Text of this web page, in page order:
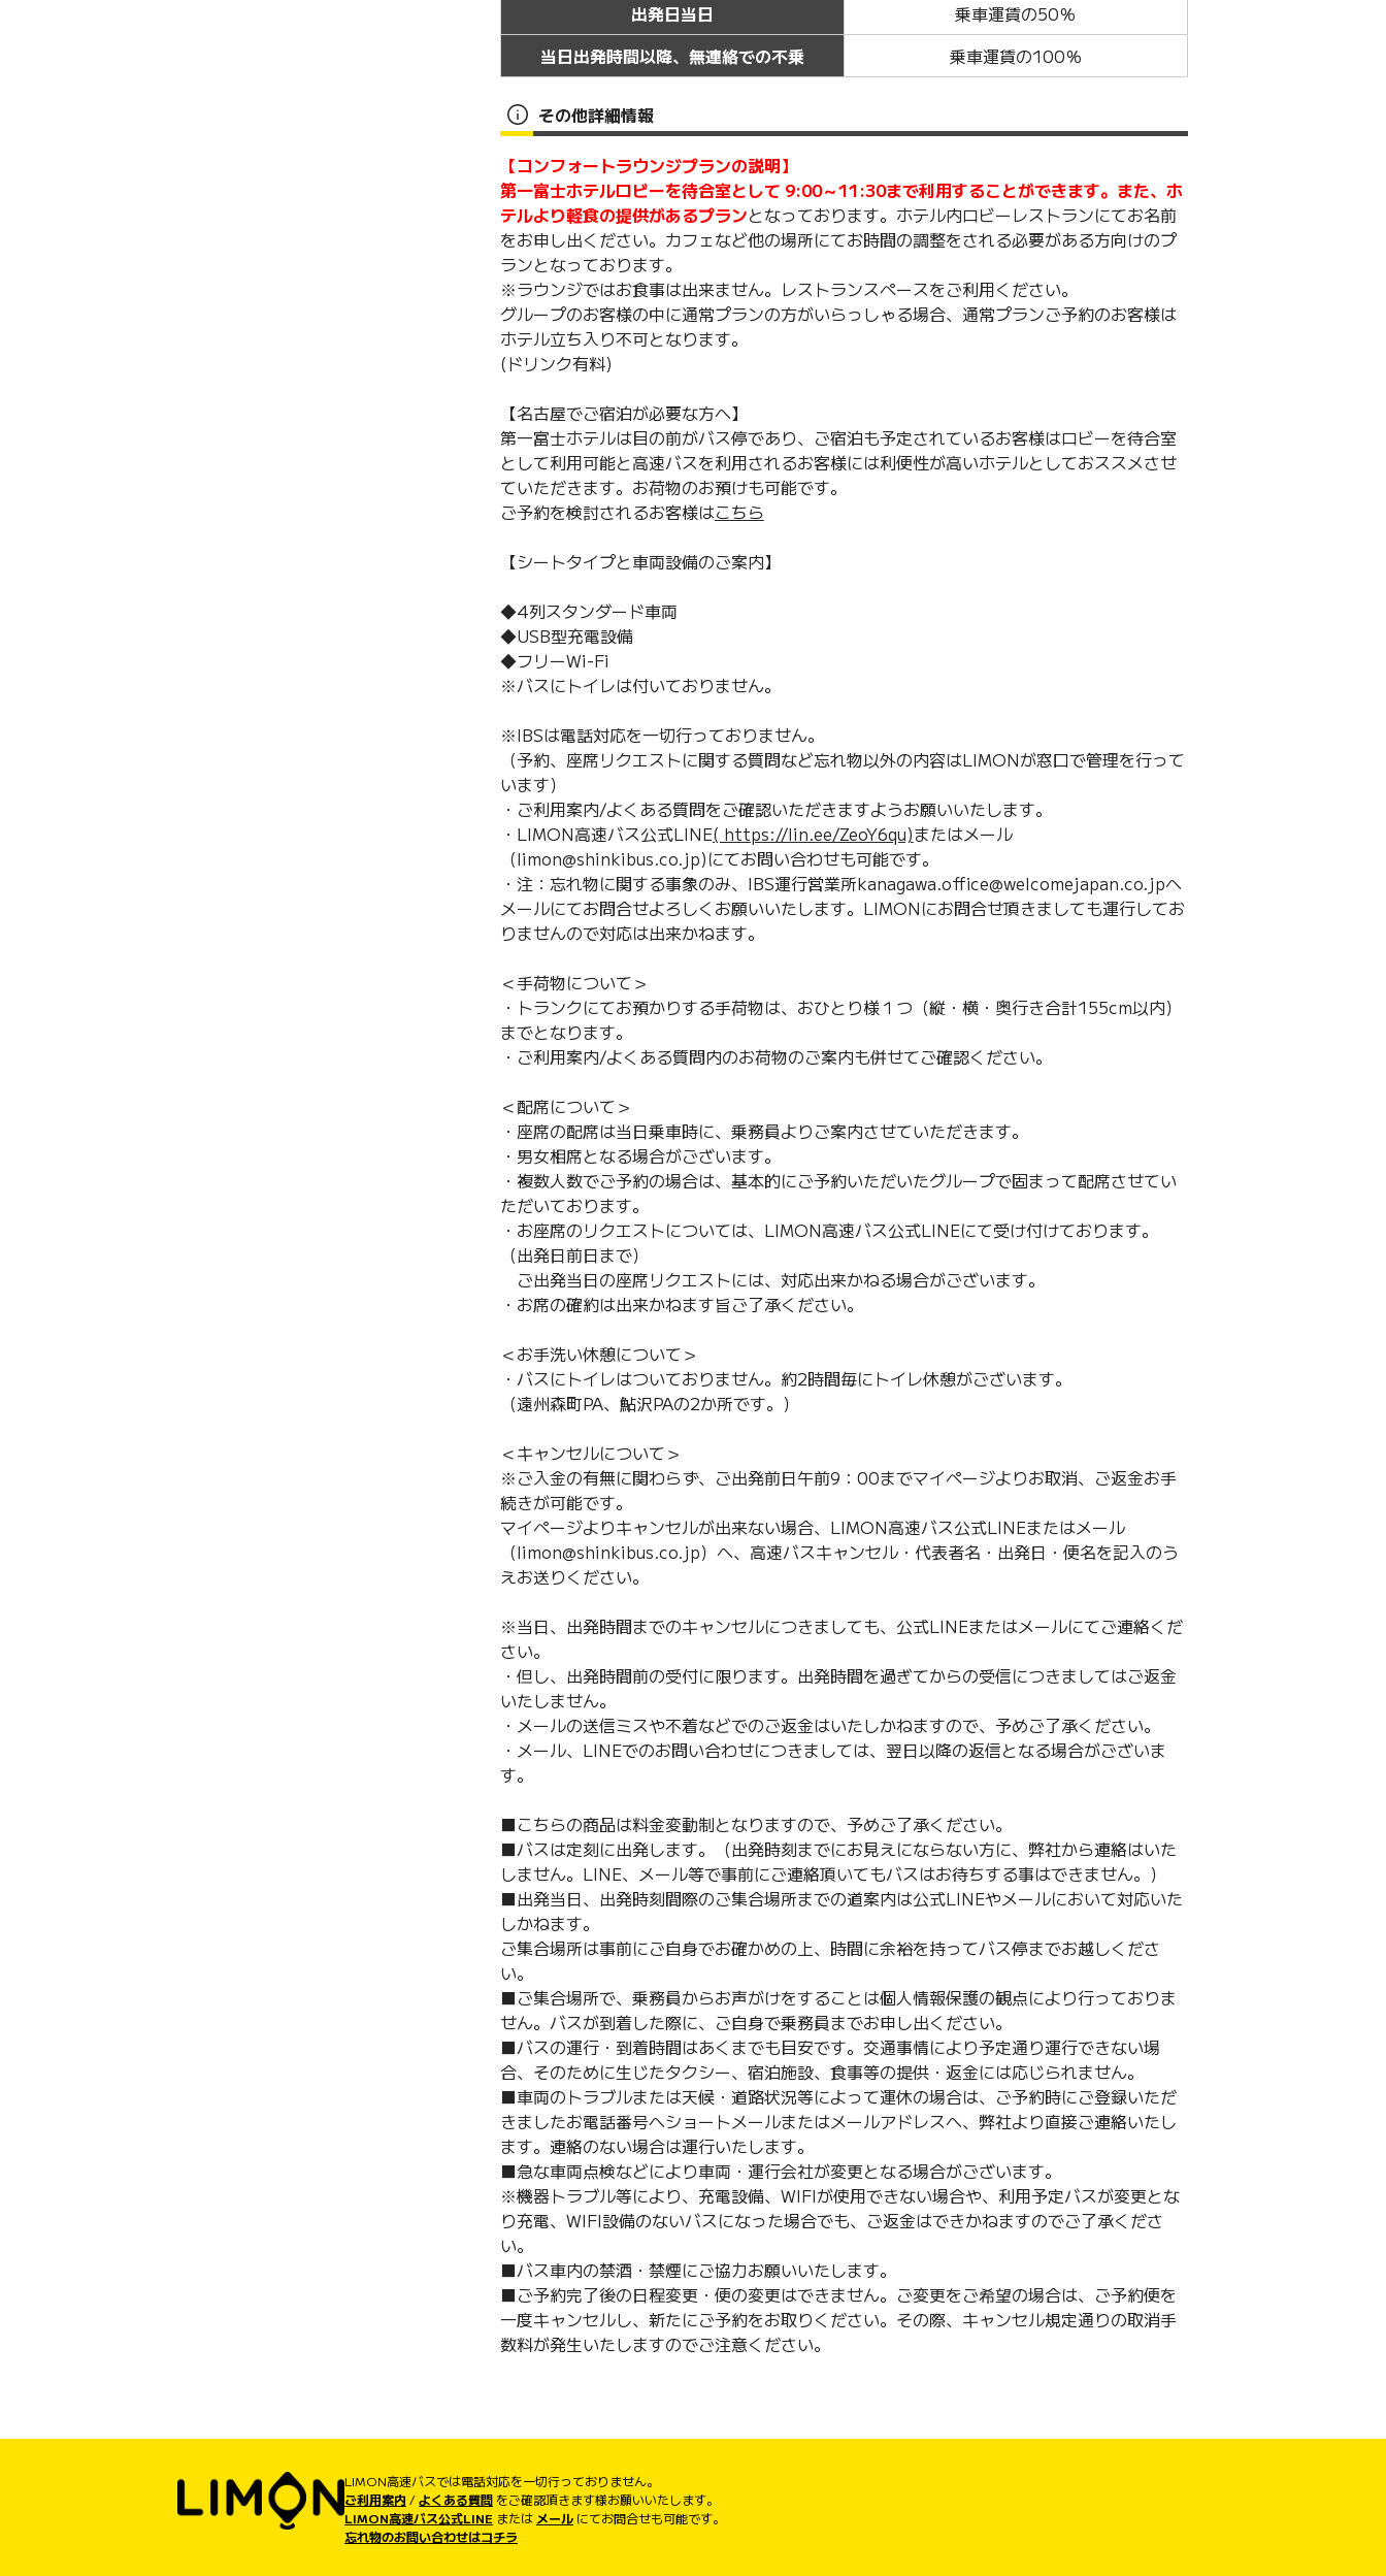
出発日当日
乗車運賃の50％
当日出発時間以降、無連絡での不乗
乗車運賃の100％
その他詳細情報
【コンフォートラウンジプランの説明】
第一富士ホテルロビーを待合室として 9:00～11:30まで利用することができます。また、ホ
テルより軽食の提供があるプランとなっております。ホテル内ロビーレストランにてお名前
をお申し出ください。カフェなど他の場所にてお時間の調整をされる必要がある方向けのプ
ランとなっております。
※ラウンジではお食事は出来ません。レストランスペースをご利用ください。
グループのお客様の中に通常プランの方がいらっしゃる場合、通常プランご予約のお客様は
ホテル立ち入り不可となります。
(ドリンク有料)
【名古屋でご宿泊が必要な方へ】
第一富士ホテルは目の前がバス停であり、ご宿泊も予定されているお客様はロビーを待合室
として利用可能と高速バスを利用されるお客様には利便性が高いホテルとしておススメさせ
ていただきます。お荷物のお預けも可能です。
ご予約を検討されるお客様はこちら
【シートタイプと車両設備のご案内】
◆4列スタンダード車両
◆USB型充電設備
◆フリーWi-Fi
※バスにトイレは付いておりません。
※IBSは電話対応を一切行っておりません。
（予約、座席リクエストに関する質問など忘れ物以外の内容はLIMONが窓口で管理を行って
います）
・ご利用案内/よくある質問をご確認いただきますようお願いいたします。
・LIMON高速バス公式LINE( https://lin.ee/ZeoY6qu)またはメール
（limon@shinkibus.co.jp)にてお問い合わせも可能です。
・注：忘れ物に関する事象のみ、IBS運行営業所kanagawa.office@welcomejapan.co.jpへ
メールにてお問合せよろしくお願いいたします。LIMONにお問合せ頂きましても運行してお
りませんので対応は出来かねます。
＜手荷物について＞
・トランクにてお預かりする手荷物は、おひとり様１つ（縦・横・奥行き合計155cm以内）
までとなります。
・ご利用案内/よくある質問内のお荷物のご案内も併せてご確認ください。
＜配席について＞
・座席の配席は当日乗車時に、乗務員よりご案内させていただきます。
・男女相席となる場合がございます。
・複数人数でご予約の場合は、基本的にご予約いただいたグループで固まって配席させてい
ただいております。
・お座席のリクエストについては、LIMON高速バス公式LINEにて受け付けております。
（出発日前日まで）
ご出発当日の座席リクエストには、対応出来かねる場合がございます。
・お席の確約は出来かねます旨ご了承ください。
＜お手洗い休憩について＞
・バスにトイレはついておりません。約2時間毎にトイレ休憩がございます。
（遠州森町PA、鮎沢PAの2か所です。）
＜キャンセルについて＞
※ご入金の有無に関わらず、ご出発前日午前9：00までマイページよりお取消、ご返金お手
続きが可能です。
マイページよりキャンセルが出来ない場合、LIMON高速バス公式LINEまたはメール
（limon@shinkibus.co.jp）へ、高速バスキャンセル・代表者名・出発日・便名を記入のう
えお送りください。
※当日、出発時間までのキャンセルにつきましても、公式LINEまたはメールにてご連絡くだ
さい。
・但し、出発時間前の受付に限ります。出発時間を過ぎてからの受信につきましてはご返金
いたしません。
・メールの送信ミスや不着などでのご返金はいたしかねますので、予めご了承ください。
・メール、LINEでのお問い合わせにつきましては、翌日以降の返信となる場合がございま
す。
■こちらの商品は料金変動制となりますので、予めご了承ください。
■バスは定刻に出発します。（出発時刻までにお見えにならない方に、弊社から連絡はいた
しません。LINE、メール等で事前にご連絡頂いてもバスはお待ちする事はできません。）
■出発当日、出発時刻間際のご集合場所までの道案内は公式LINEやメールにおいて対応いた
しかねます。
ご集合場所は事前にご自身でお確かめの上、時間に余裕を持ってバス停までお越しくださ
い。
■ご集合場所で、乗務員からお声がけをすることは個人情報保護の観点により行っておりま
せん。バスが到着した際に、ご自身で乗務員までお申し出ください。
■バスの運行・到着時間はあくまでも目安です。交通事情により予定通り運行できない場
合、そのために生じたタクシー、宿泊施設、食事等の提供・返金には応じられません。
■車両のトラブルまたは天候・道路状況等によって運休の場合は、ご予約時にご登録いただ
きましたお電話番号へショートメールまたはメールアドレスへ、弊社より直接ご連絡いたし
ます。連絡のない場合は運行いたします。
■急な車両点検などにより車両・運行会社が変更となる場合がございます。
※機器トラブル等により、充電設備、WIFIが使用できない場合や、利用予定バスが変更とな
り充電、WIFI設備のないバスになった場合でも、ご返金はできかねますのでご了承くださ
い。
■バス車内の禁酒・禁煙にご協力お願いいたします。
■ご予約完了後の日程変更・便の変更はできません。ご変更をご希望の場合は、ご予約便を
一度キャンセルし、新たにご予約をお取りください。その際、キャンセル規定通りの取消手
数料が発生いたしますのでご注意ください。
LIMON高速バスでは電話対応を一切行っておりません。
ご利用案内 /よくある質問をご確認頂きます様お願いいたします。
LIMON高速バス公式LINE または メール にてお問合せも可能です。
忘れ物のお問い合わせはコチラ